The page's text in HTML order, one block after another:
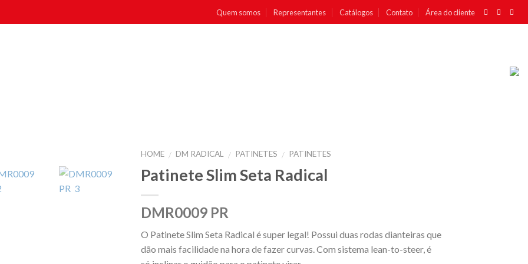
Quem somos Representantes Catálogos Contato Área do cliente
HOME / DM RADICAL / PATINETES / PATINETES
Patinete Slim Seta Radical
DMR0009 PR
O Patinete Slim Seta Radical é super legal! Possui duas rodas dianteiras que
dão mais facilidade na hora de fazer curvas. Com sistema lean-to-steer, é